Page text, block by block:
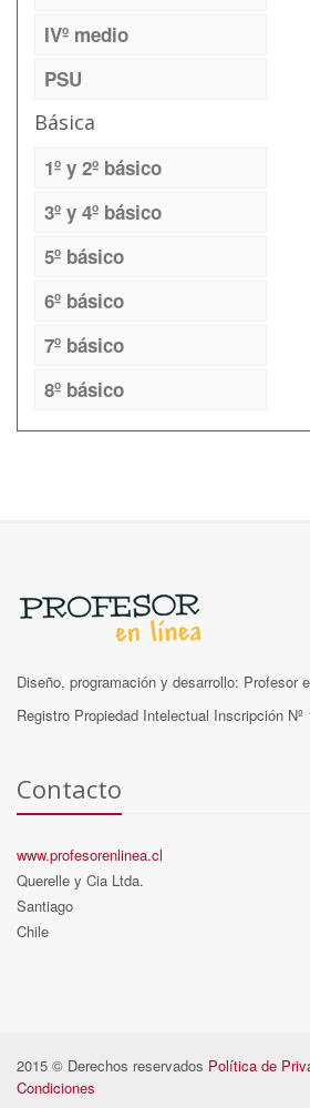
IVº medio
PSU
Básica
1º y 2º básico
3º y 4º básico
5º básico
6º básico
7º básico
8º básico
Diseño, programación y desarrollo: Profesor
Registro Propiedad Intelectual Inscripción Nº
Contacto
www.profesorenlinea.cl
Querelle y Cia Ltda.
Santiago
Chile
2015 © Derechos reservados Política de
Condiciones